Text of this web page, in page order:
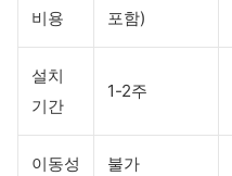
비용
포함)
설치
기간
1-2주
이동성 불가